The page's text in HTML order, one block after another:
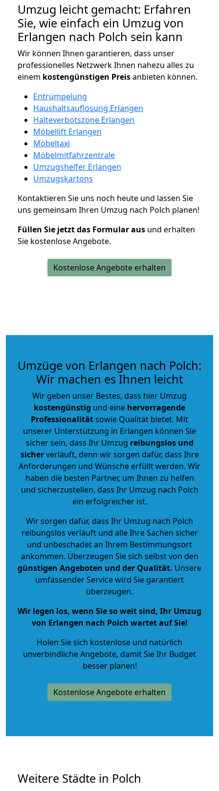
Umzug leicht gemacht: Erfahren
Sie, wie einfach ein Umzug von
Erlangen nach Polch sein kann
Wir können Ihnen garantieren, dass unser
professionelles Netzwerk Ihnen nahezu alles zu
einem kostengünstigen Preisanbieten können.
Entrümpelung
Haushaltsauflösung Erlangen
Halteverbotszone Erlangen
Möbellift Erlangen
Möbeltaxi
Möbelmitfahrzentrale
Umzugshelfer Erlangen
Umzugskartons
Kontaktieren Sie uns noch heute und lassen Sie
uns gemeinsam Ihren Umzug nach Polch planen!
Füllen Sie jetzt das Formular aus und erhalten
Sie kostenlose Angebote.
Kostenlose Angebote erhalten
Umzüge von Erlangen nach Polch:
Wir machen es Ihnen leicht
Wir geben unser Bestes, dass hier Umzug
kostengünstig und eine hervorragende
Professionalitätsowie Qualität bietet. Mit
unserer Unterstützung in Erlangen können Sie
sicher sein, dass Ihr Umzug reibungslos und
sicherverläuft, denn wir sorgen dafür, dass Ihre
Anforderungen und Wünsche erfüllt werden. Wir
haben die besten Partner, um Ihnen zu helfen
und sicherzustellen, dass Ihr Umzug nach Polch
ein erfolgreicher ist.
Wir sorgen dafür, dass Ihr Umzug nach Polch
reibungslos verläuft und alle Ihre Sachen sicher
und unbeschadet an Ihrem Bestimmungsort
ankommen. Überzeugen Sie sich selbst von den
günstigen Angeboten und der Qualität. Unsere
umfassender Service wird Sie garantiert
überzeugen.
Wir legen los, wenn Sie so weit sind, Ihr Umzug
von Erlangen nach Polch wartet auf Sie!
Holen Sie sich kostenlose und natürlich
unverbindliche Angebote, damit Sie Ihr Budget
besser planen!
Kostenlose Angebote erhalten
Weitere Städte in Polch